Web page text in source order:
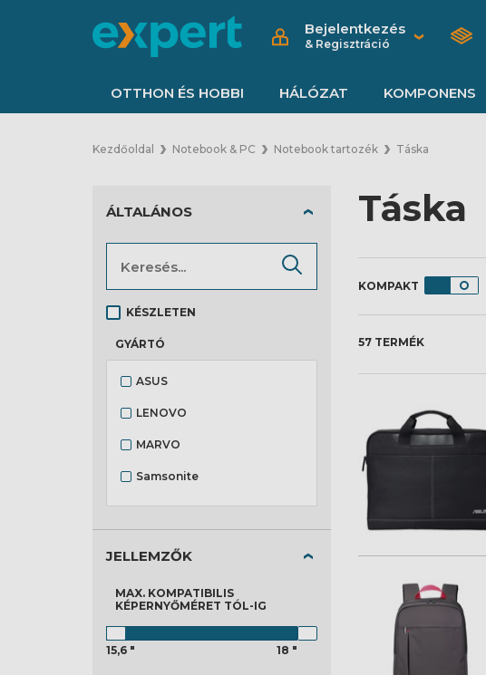
Bejelentkezés
& Regisztráció
OTTHON ÉS HOBBI HÁLÓZAT KOMPONENS
Kezdőoldal Notebook & PC Notebook tartozék Táska
Táska
57 TERMÉK
ÁLTALÁNOS
KÉSZLETEN
GYÁRTÓ
ASUS
LENOVO
MARVO
Samsonite
White Shark
JELLEMZŐK
MAX. KOMPATIBILIS
KÉPERNYŐMÉRET TÓL-IG
15,6 " 18 "